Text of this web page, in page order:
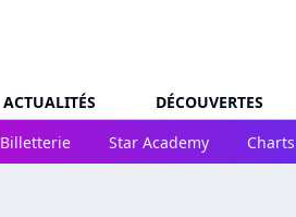
ACTUALITÉS DÉCOUVERTES
Billetterie
Star Academy